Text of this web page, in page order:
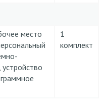
место
1
комплект